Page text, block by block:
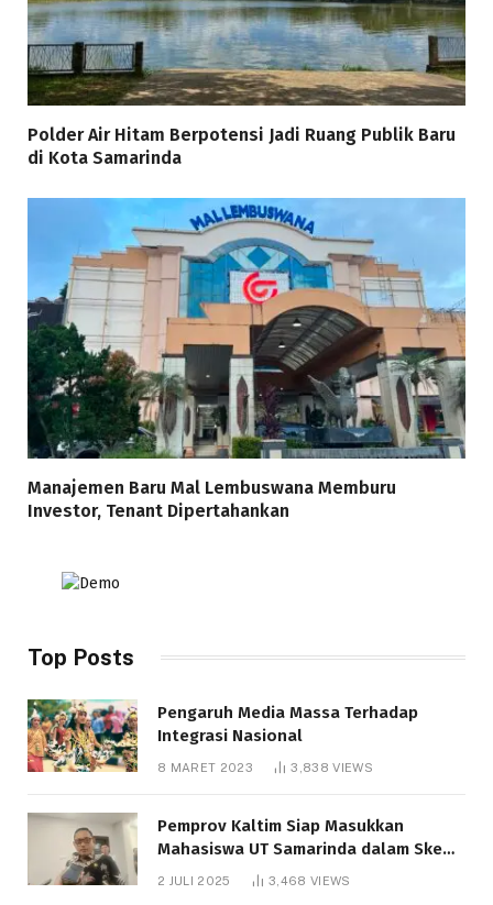
Polder Air Hitam Berpotensi Jadi Ruang Publik Baru
di Kota Samarinda
Manajemen Baru Mal Lembuswana Memburu
Investor, Tenant Dipertahankan
Top Posts
Pengaruh Media Massa Terhadap
Integrasi Nasional
8 MARET 2023 3,838VIEWS
Pemprov Kaltim Siap Masukkan
Mahasiswa UT Samarinda dalam Skema
Bantuan Pendidikan Gratispol
2 JULI 2025 3,468 VIEWS